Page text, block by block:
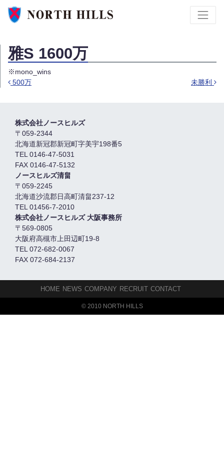
雅S 1600万
※mono_wins
500万 未勝利
株式会社ノースヒルズ
〒059-2344
北海道新冠郡新冠町字美宇198番5
TEL 0146-47-5031
FAX 0146-47-5132
ノースヒルズ清畠
〒059-2245
北海道沙流郡日高町清畠237-12
TEL 01456-7-2010
株式会社ノースヒルズ 大阪事務所
〒569-0805
大阪府高槻市上田辺町19-8
TEL 072-682-0067
FAX 072-684-2137
HOME NEWS COMPANY RECRUIT CONTACT
© 2010 NORTH HILLS